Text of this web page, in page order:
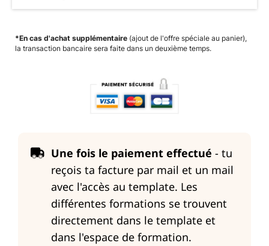
*En cas d'achat supplémentaire (ajout de l'offre spéciale au panier),
la transaction bancaire sera faite dans un deuxième temps.
Une fois le paiement effectué - tu
reçois ta facture par mail et un mail
avec l'accès au template. Les
différentes formations se trouvent
directement dans le template et
dans l'espace de formation.